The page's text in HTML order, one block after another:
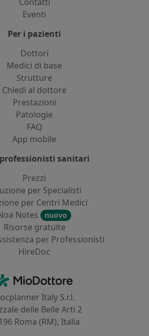
Eventi
Per i pazienti
Dottori
Medici di base
Strutture
Chiedi al dottore
Prestazioni
Patologie
FAQ
App mobile
sanitari
Prezzi
per Specialisti
per Centri Medici
Notes
nuovo
Risorse gratuite
per Professionisti
HireDoc
MioDottore - Homepage
Italy S.r.l.
delle Belle Arti 2
Roma (RM), Italia